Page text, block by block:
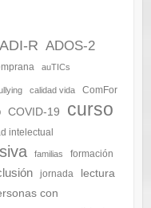
ADI-R ADOS-2
auTICs
calidad vida ComFor
COVID-19 curso
intelectual
familias
formación
jornada
lectura
con